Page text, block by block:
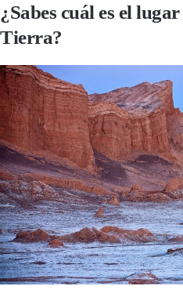
¿Sabes cuál es el
Tierra?